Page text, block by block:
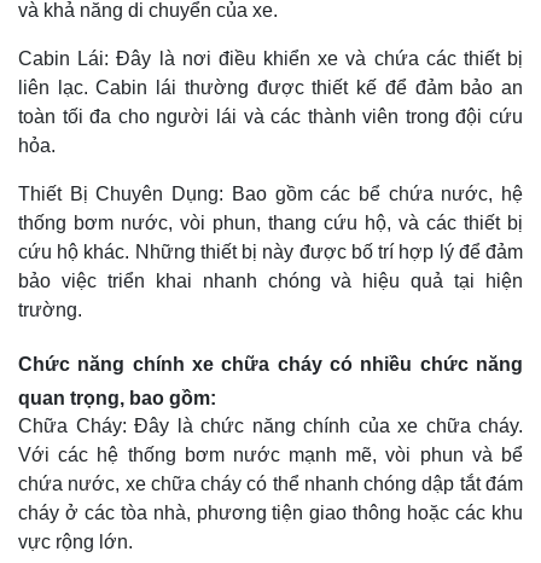
và khả năng di chuyển của xe.
Cabin Lái: Đây là nơi điều khiển xe và chứa các thiết bị
liên lạc. Cabin lái thường được thiết kế để đảm bảo an
toàn tối đa cho người lái và các thành viên trong đội cứu
hỏa.
Thiết Bị Chuyên Dụng: Bao gồm các bể chứa nước, hệ
thống bơm nước, vòi phun, thang cứu hộ, và các thiết bị
cứu hộ khác. Những thiết bị này được bố trí hợp lý để đảm
bảo việc triển khai nhanh chóng và hiệu quả tại hiện
trường.
Chức năng chính xe chữa cháy có nhiều chức năng
quan trọng, bao gồm:
Chữa Cháy: Đây là chức năng chính của xe chữa cháy.
Với các hệ thống bơm nước mạnh mẽ, vòi phun và bể
chứa nước, xe chữa cháy có thể nhanh chóng dập tắt đám
cháy ở các tòa nhà, phương tiện giao thông hoặc các khu
vực rộng lớn.